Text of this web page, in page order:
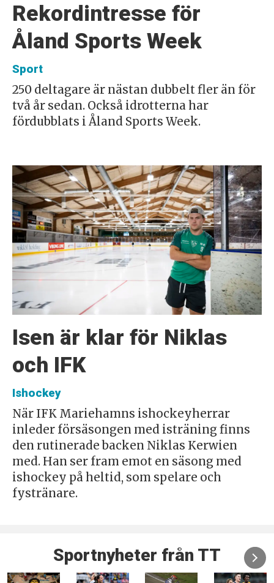
Rekordintresse för
Åland Sports Week
Sport
250 deltagare är nästan dubbelt fler än för
två år sedan. Också idrotterna har
fördubblats i Åland Sports Week.
Isen är klar för Niklas
och IFK
Ishockey
När IFK Mariehamns ishockeyherrar
inleder försäsongen med isträning finns
den rutinerade backen Niklas Kerwien
med. Han ser fram emot en säsong med
ishockey på heltid, som spelare och
fystränare.
Sportnyheter från TT